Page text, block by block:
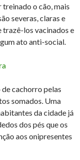
o cão, mais
severas, claras e
trazê-los vacinados e
ato anti-social.
cachorro pelas
somados. Uma
da cidade já
dos pés que os
aos onipresentes